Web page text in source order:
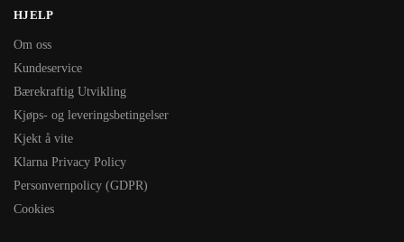
HJELP
Om oss
Kundeservice
Bærekraftig Utvikling
Kjøps- og leveringsbetingelser
Kjekt å vite
Klarna Privacy Policy
Personvernpolicy (GDPR)
Cookies